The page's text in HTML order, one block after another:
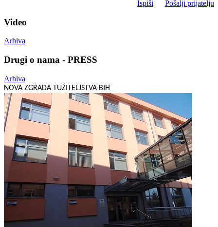
Ispiši Pošalji prijatelju
Video
Arhiva
Drugi o nama - PRESS
Arhiva
NOVA ZGRADA TUŽITELJSTVA BIH